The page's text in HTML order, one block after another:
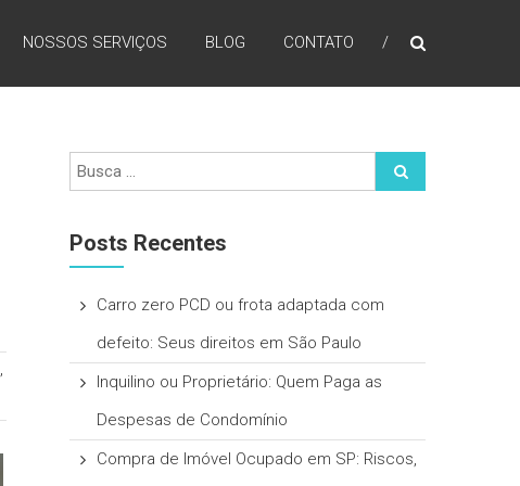
NOSSOS SERVIÇOS BLOG CONTATO
,
Posts Recentes
Carro zero PCD ou frota adaptada com
defeito: Seus direitos em São Paulo
Inquilino ou Proprietário: Quem Paga as
Despesas de Condomínio
Compra de Imóvel Ocupado em SP: Riscos,